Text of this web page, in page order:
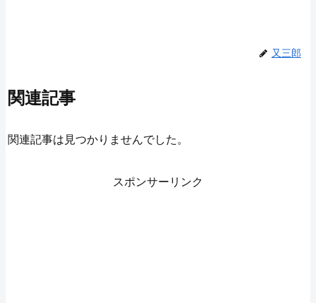
又三郎
関連記事
関連記事は見つかりませんでした。
スポンサーリンク